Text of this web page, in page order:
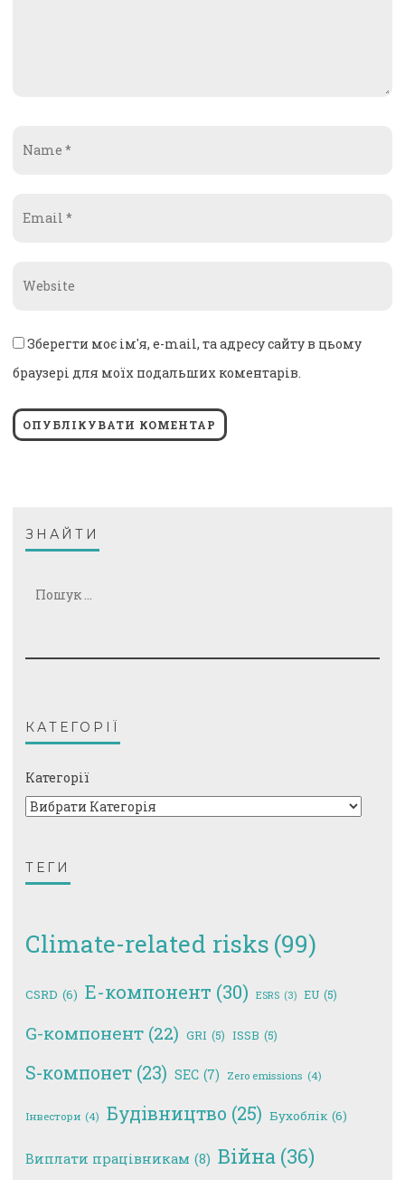
Зберегти моє ім'я, e-mail, та адресу сайту в цьому
браузері для моїх подальших коментарів.
ЗНАЙТИ
КАТЕГОРІЇ
Категорії
ТЕГИ
Climate-related risks (99)
CSRD (6) E-компонент (30) ESRS (3) EU (5)
G-компонент (22) GRI (5) ISSB (5)
S-компонет (23) SEC (7) Zero emissions (4)
Інвестори (4) Будівництво (25) Бухоблік (6)
Виплати працівникам (8) Війна (36)